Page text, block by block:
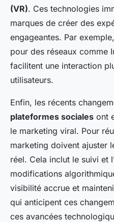
(VR). Ces technologies
marques de créer des
engageantes. Par
pour des réseaux comme
facilitent une interaction
utilisateurs.
Enfin, les récents
plateformes sociales ont
le marketing viral. Pour
marketing doivent ajuster
réel. Cela inclut le suivi et
modifications
visibilité accrue et
qui anticipent ces
ces avancées